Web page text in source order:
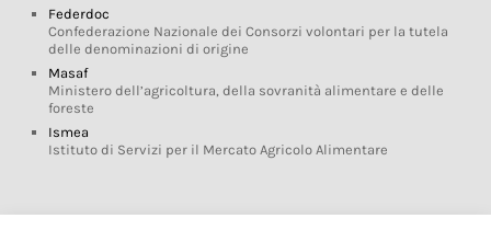
Federdoc
Confederazione Nazionale dei Consorzi volontari per la tutela
delle denominazioni di origine
Masaf
Ministero dell’agricoltura, della sovranità alimentare e delle
foreste
Ismea
Istituto di Servizi per il Mercato Agricolo Alimentare